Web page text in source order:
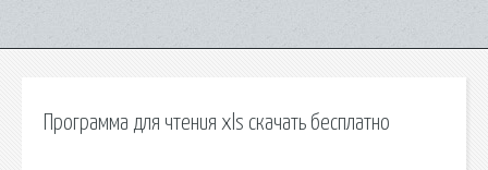
Программа для чтения xls скачать бесплатно